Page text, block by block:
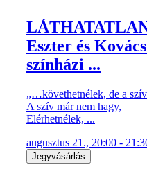
Eszter és
színházi ...
„…követhetnélek, de a szív
A szív már nem hagy,
Elérhetnélek, ...
augusztus 21., 20:00 -
Jegyvásárlás